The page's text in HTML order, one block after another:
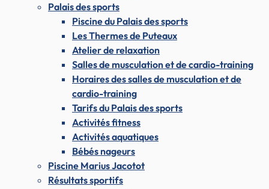
Palais des sports
Piscine du Palais des sports
Les Thermes de Puteaux
Atelier de relaxation
Salles de musculation et de cardio-training
Horaires des salles de musculation et de
cardio-training
Tarifs du Palais des sports
Activités fitness
Activités aquatiques
Bébés nageurs
Piscine Marius Jacotot
Résultats sportifs